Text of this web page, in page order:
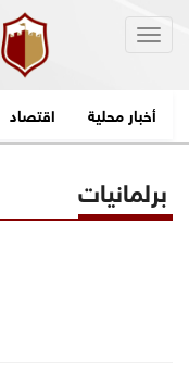
أخبار محلية اقتصاد
برلمانيات